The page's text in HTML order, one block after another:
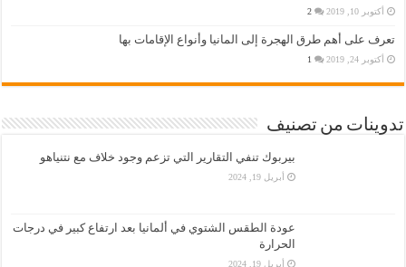
أكتوبر 10, 2019 2
تعرف على أهم طرق الهجرة إلى المانيا وأنواع الإقامات بها
أكتوبر 24, 2019 1
تدوينات من تصنيف
بيربوك تنفي التقارير التي تزعم وجود خلاف مع نتنياهو
أبريل 19, 2024
عودة الطقس الشتوي في ألمانيا بعد ارتفاع كبير في درجات
الحرارة
أبريل 19, 2024